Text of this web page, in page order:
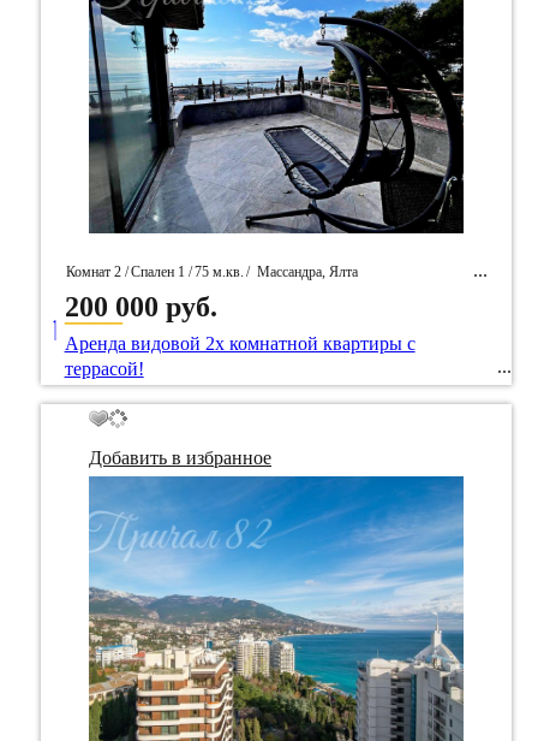
Комнат 2 /Спален 1 /75 м.кв. / Массандра, Ялта
/ Идентификатор собственность 83553
200 000 руб.
____
Аренда видовой 2х комнатной квартиры с
террасой!
Добавить в избранное